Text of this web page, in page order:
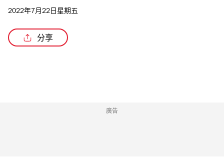
2022年7月22日星期五
分享
廣告